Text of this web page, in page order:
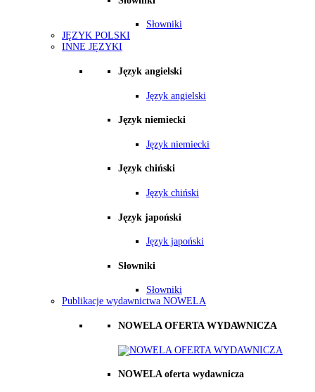
Słowniki
JĘZYK POLSKI
INNE JĘZYKI
Język angielski
Język angielski
Język niemiecki
Język niemiecki
Język chiński
Język chiński
Język japoński
Język japoński
Słowniki
Słowniki
Publikacje wydawnictwa NOWELA
NOWELA OFERTA WYDAWNICZA
NOWELA oferta wydawnicza